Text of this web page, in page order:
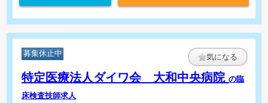
募集休止中 気になる
特定医療法人ダイワ会 大和中央病院の臨
床検査技師求人